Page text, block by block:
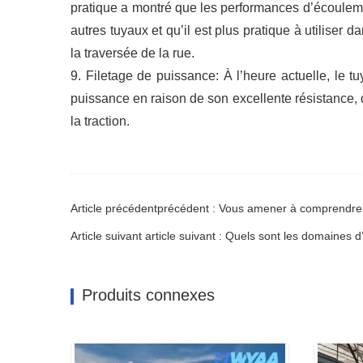
pratique a montré que les performances
autres tuyaux et qu’il est plus pratique à utiliser
la traversée de la rue.
9. Filetage de puissance: À l’heure actuelle, le
puissance en raison de son excellente
la traction.
Article précédentprécédent : Vous amener à
Article suivant article suivant : Quels sont les domaines
Produits connexes